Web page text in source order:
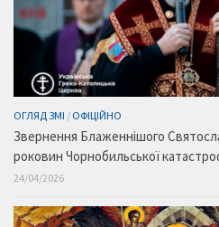
ОГЛЯД ЗМІ / ОФІЦІЙНО
Звернення Блаженнішого
роковин Чорнобильської
24/04/2026